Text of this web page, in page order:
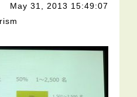
May 31, 2013 15:49:07